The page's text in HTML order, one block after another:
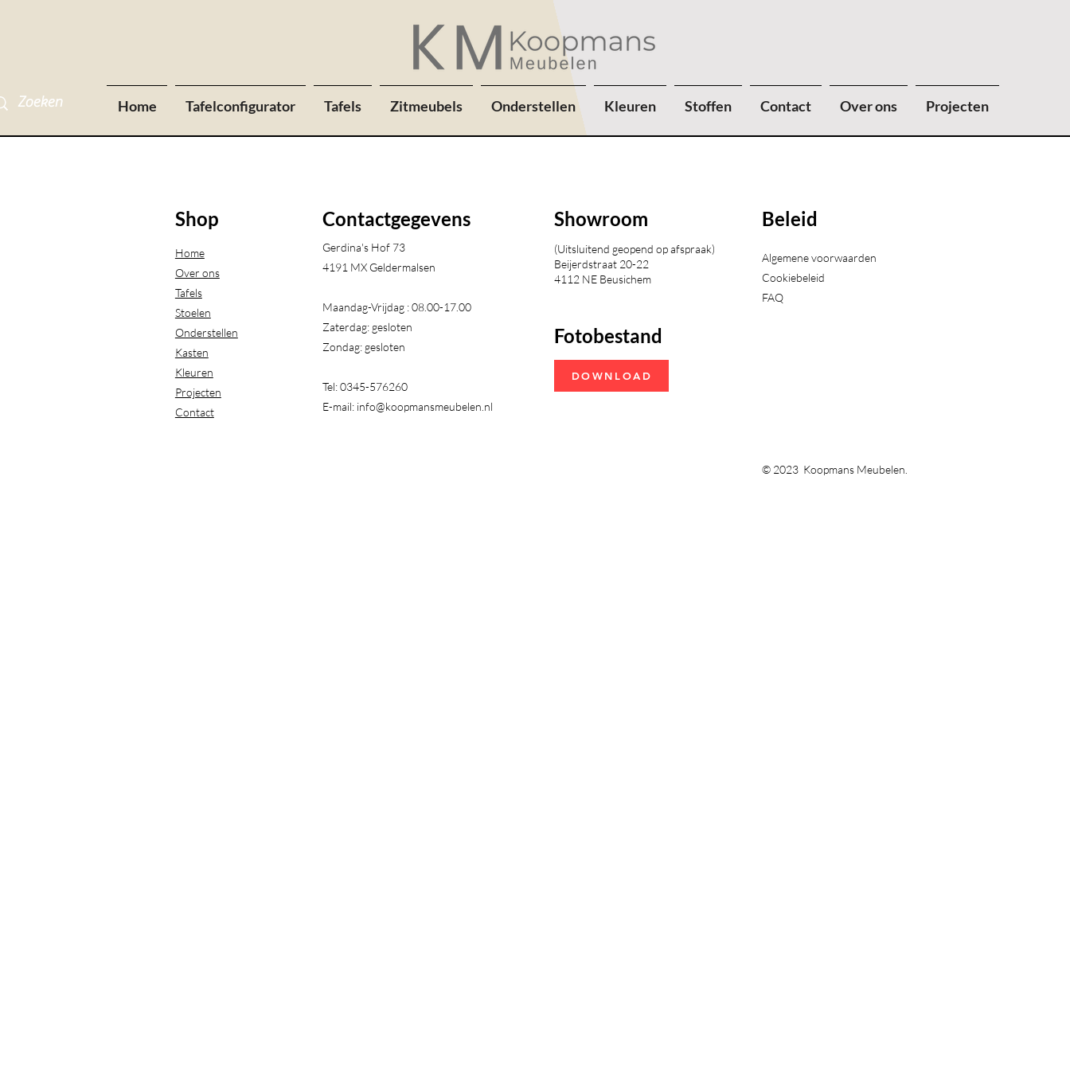
Home Tafelconfigurator Tafels Zitmeubels Onderstellen Kleuren Stoffen Contact Over ons Projecten
Shop
Home
Over ons
Tafels
Stoelen
Onderstellen
Kasten
Kleuren
Projecten
Contact
Contactgegevens
Gerdina's Hof 73
4191 MX Geldermalsen​
Maandag-Vrijdag : 08.00-17.00
Zaterdag: gesloten
Zondag: gesloten
Tel: 0345-576260
E-mail: info@koopmansmeubelen.nl
Showroom
(Uitsluitend geopend op afspraak)
Beijerdstraat 20-22
4112 NE Beusichem
Fotobestand
DOWNLOAD
Beleid
Algemene voorwaarden
Cookiebeleid
FAQ
© 2023 Koopmans Meubelen.